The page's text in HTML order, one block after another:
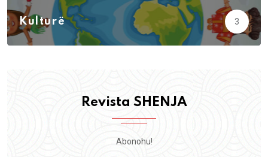
Kulturë 3
Revista SHENJA
Abonohu!